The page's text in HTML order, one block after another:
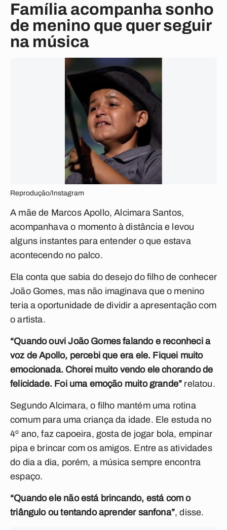
Família acompanha sonho
de menino que quer seguir
na música
Reprodução/Instagram
A mãe de Marcos Apollo, Alcimara Santos,
acompanhava o momento à distância e levou
alguns instantes para entender o que estava
acontecendo no palco.
Ela conta que sabia do desejo do filho de conhecer
João Gomes, mas não imaginava que o menino
teria a oportunidade de dividir a apresentação com
o artista.
“Quando ouvi João Gomes falando e reconheci a
voz de Apollo, percebi que era ele. Fiquei muito
emocionada. Chorei muito vendo ele chorando de
felicidade. Foi uma emoção muito grande” relatou.
Segundo Alcimara, o filho mantém uma rotina
comum para uma criança da idade. Ele estuda no
4º ano, faz capoeira, gosta de jogar bola, empinar
pipa e brincar com os amigos. Entre as atividades
do dia a dia, porém, a música sempre encontra
espaço.
“Quando ele não está brincando, está com o
triângulo ou tentando aprender sanfona”, disse.